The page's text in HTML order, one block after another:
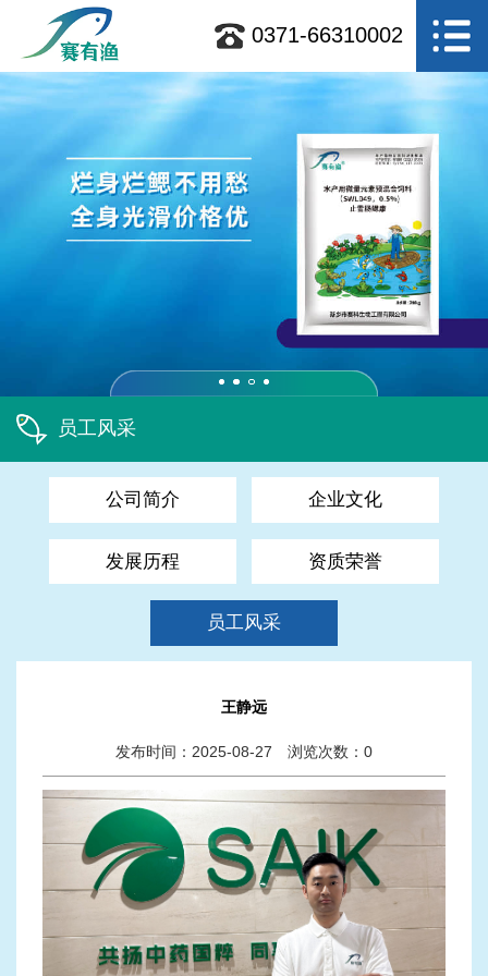
0371-66310002
员工风采
公司简介 企业文化
发展历程 资质荣誉
员工风采
王静远
发布时间：2025-08-27 浏览次数： 0